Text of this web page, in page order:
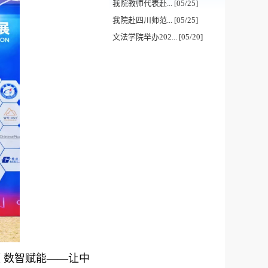
数智赋能——让中
我院教师代表赴... [05/25]
我院赴四川师范... [05/25]
文法学院举办202... [05/20]